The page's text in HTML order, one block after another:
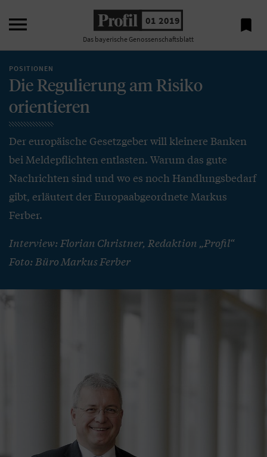
 01 2019
Das bayerische Genossenschaftsblatt

POSITIONEN
Die Regulierung am Risiko
orientieren
Der europäische Gesetzgeber will kleinere Banken
bei Meldepflichten entlasten. Warum das gute
Nachrichten sind und wo es noch Handlungsbedarf
gibt, erläutert der Europaabgeordnete Markus
Ferber.
Interview: Florian Christner, Redaktion „Profil“
Foto: Büro Markus Ferber